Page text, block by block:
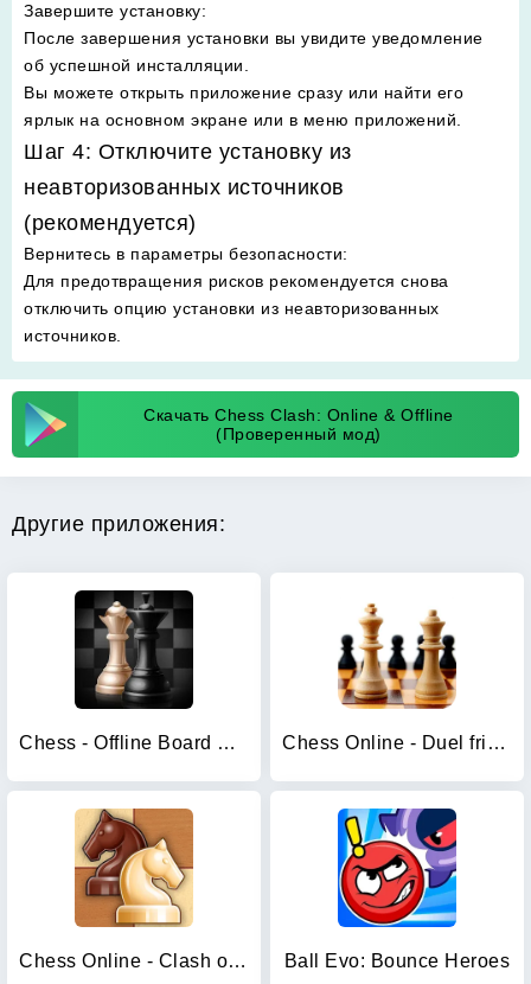
Завершите установку:
После завершения установки вы увидите уведомление
об успешной инсталляции.
Вы можете открыть приложение сразу или найти его
ярлык на основном экране или в меню приложений.
Шаг 4: Отключите установку из
неавторизованных источников
(рекомендуется)
Вернитесь в параметры безопасности:
Для предотвращения рисков рекомендуется снова
отключить опцию установки из неавторизованных
источников.
Скачать Chess Clash: Online & Offline
(Проверенный мод)
Другие приложения:
Chess - Offline Board Game Chess Online - Duel friends!
Chess Online - Clash of Kings Ball Evo: Bounce Heroes